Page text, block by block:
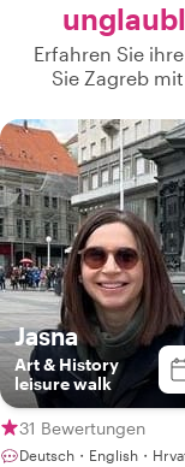
Erfahren Sie
Sie Zagreb
Jasna
Art & History
leisure walk
31 Bewertungen
Deutsch・English・